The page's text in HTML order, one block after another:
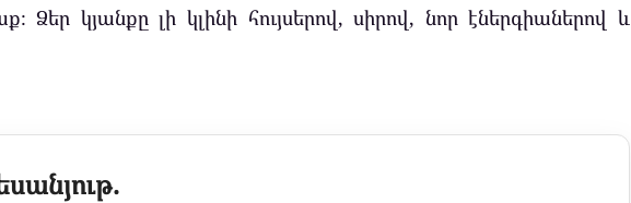
Ձեր կյանքը լի կլինի հույսերով, սիրով, նոր էներգիաներով և